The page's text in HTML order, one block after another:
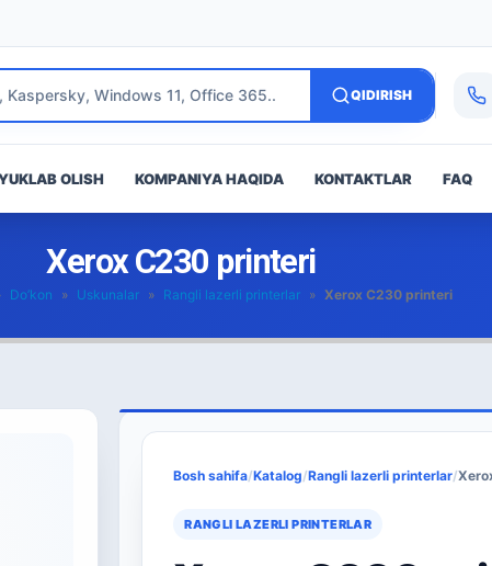
QIDIRISH
OLISH KOMPANIYA HAQIDA KONTAKTLAR FAQ
Xerox C230 printeri
Do’kon » Uskunalar » Rangli lazerli printerlar » Xerox C230 printeri
Bosh sahifa/Katalog/Rangli lazerli printerlar/
RANGLI LAZERLI PRINTERLAR